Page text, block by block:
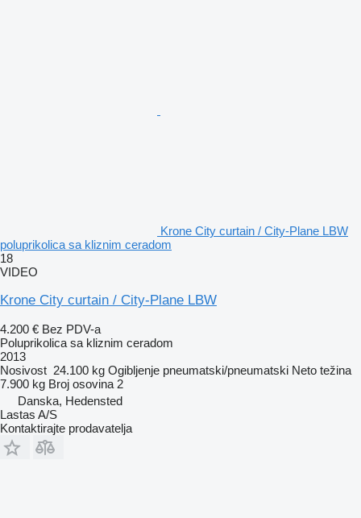
Krone City curtain / City-Plane LBW
poluprikolica sa kliznim ceradom
18
VIDEO
Krone City curtain / City-Plane LBW
4.200 € Bez PDV-a
Poluprikolica sa kliznim ceradom
2013
Nosivost 24.100 kg Ogibljenje pneumatski/pneumatski Neto težina
7.900 kg Broj osovina 2
Danska, Hedensted
Lastas A/S
Kontaktirajte prodavatelja